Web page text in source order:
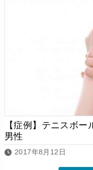
【症例】テニスボ
男性
2017年8月12日